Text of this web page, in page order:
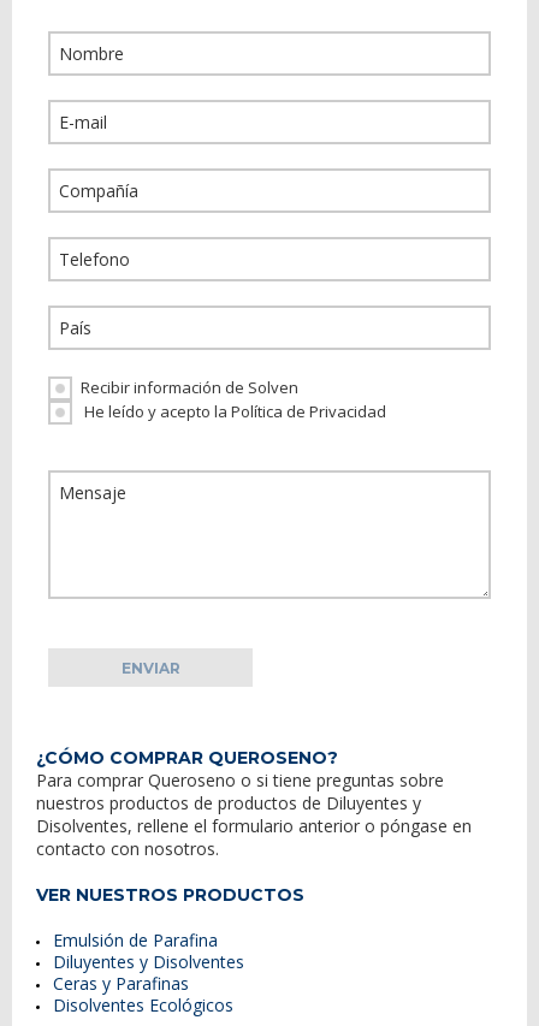
Recibir información de Solven
He leído y acepto la Política de Privacidad
¿CÓMO COMPRAR QUEROSENO?
Para comprar Queroseno o si tiene preguntas sobre
nuestros productos de productos de Diluyentes y
Disolventes, rellene el formulario anterior o póngase en
contacto con nosotros.
VER NUESTROS PRODUCTOS
Emulsión de Parafina
Diluyentes y Disolventes
Ceras y Parafinas
Disolventes Ecológicos